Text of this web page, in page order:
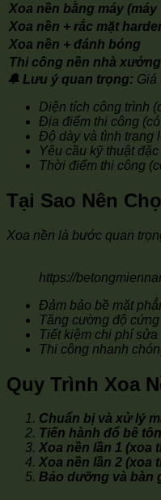
Xoa nền bằng máy (máy
Xoa nền + rắc mặt
Xoa nền + đánh bóng
Thi công nền nhà
🔔 Lưu ý quan trọng: Giá
Diện tích công trình
Địa điểm thi công
Độ dày và tình trạng
Yêu cầu kỹ thuật
Thời điểm thi công
Tại Sao Nên
Xoa nền là bước quan
https://
Đảm bảo bề mặt
Tăng cường độ
Tiết kiệm chi phí
Thi công nhanh
Quy Trình Xoa
Chuẩn bị và xử lý
Tiến hành đổ bê
Xoa nền lần 1 (xoa
Xoa nền lần 2 (xoa
Bảo dưỡng và bàn